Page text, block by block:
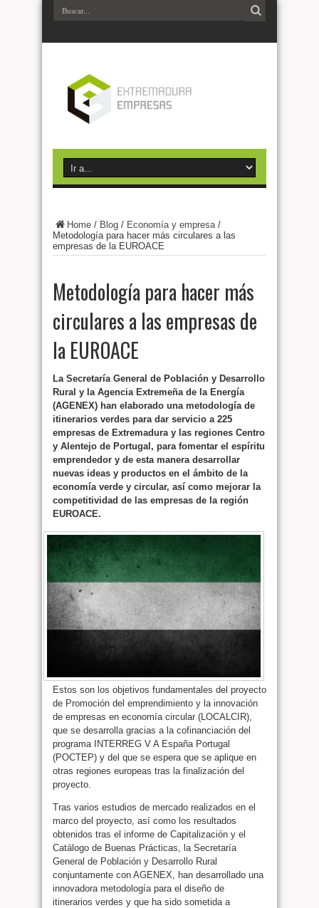
Home / Blog / Economía y empresa/
Metodología para hacer más circulares a las
empresas de la EUROACE
Metodología para hacer más
circulares a las empresas de
la EUROACE
La Secretaría General de Población y Desarrollo
Rural y la Agencia Extremeña de la Energía
(AGENEX) han elaborado una metodología de
itinerarios verdes para dar servicio a 225
empresas de Extremadura y las regiones Centro
y Alentejo de Portugal, para fomentar el espíritu
emprendedor y de esta manera desarrollar
nuevas ideas y productos en el ámbito de la
economía verde y circular, así como mejorar la
competitividad de las empresas de la región
EUROACE.
Estos son los objetivos fundamentales del proyecto
de Promoción del emprendimiento y la innovación
de empresas en economía circular (LOCALCIR),
que se desarrolla gracias a la cofinanciación del
programa INTERREG V A España Portugal
(POCTEP) y del que se espera que se aplique en
otras regiones europeas tras la finalización del
proyecto.
Tras varios estudios de mercado realizados en el
marco del proyecto, así como los resultados
obtenidos tras el informe de Capitalización y el
Catálogo de Buenas Prácticas, la Secretaría
General de Población y Desarrollo Rural
conjuntamente con AGENEX, han desarrollado una
innovadora metodología para el diseño de
itinerarios verdes y que ha sido sometida a